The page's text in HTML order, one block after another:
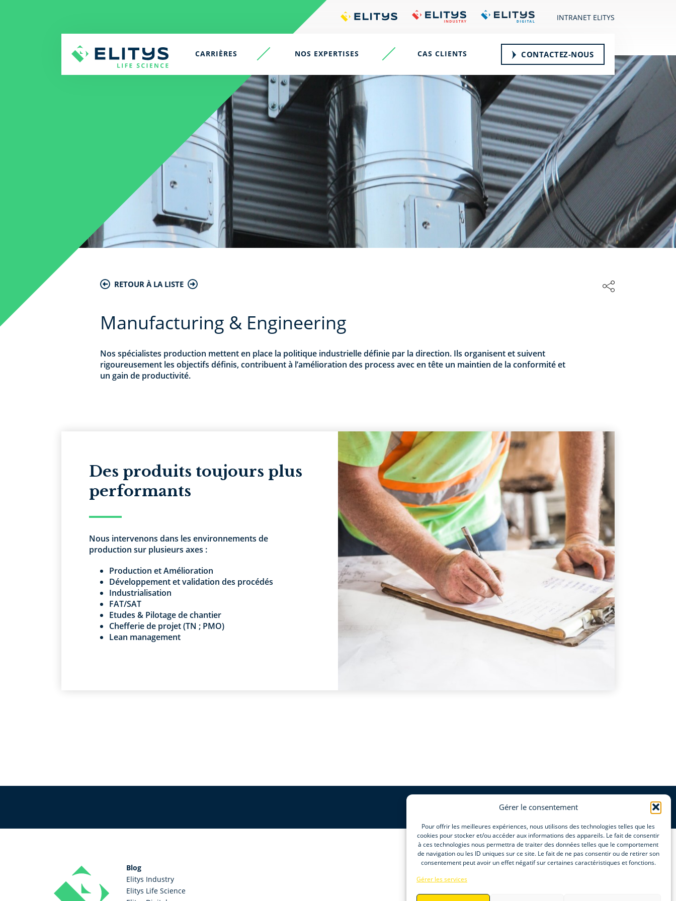
Gérer le consentement
Pour offrir les meilleures expériences, nous utilisons des technologies telles que les
cookies pour stocker et/ou accéder aux informations des appareils. Le fait de consentir
à ces technologies nous permettra de traiter des données telles que le comportement
de navigation ou les ID uniques sur ce site. Le fait de ne pas consentir ou de retirer son
consentement peut avoir un effet négatif sur certaines caractéristiques et fonctions.
Gérer les services
INTRANET ELITYS
CARRIÈRES NOS EXPERTISES CAS CLIENTS CONTACTEZ-NOUS
RETOUR À LA LISTE
Manufacturing & Engineering
Nos spécialistes production mettent en place la politique industrielle définie par la direction. Ils organisent et suivent
rigoureusement les objectifs définis, contribuent à l’amélioration des process avec en tête un maintien de la conformité et
un gain de productivité.
Des produits toujours plus
performants
Nous intervenons dans les environnements de
production sur plusieurs axes :
Production et Amélioration
Développement et validation des procédés
Industrialisation
FAT/SAT
Etudes & Pilotage de chantier
Chefferie de projet (TN ; PMO)
Lean management
Blog
Elitys Industry
Elitys Life Science